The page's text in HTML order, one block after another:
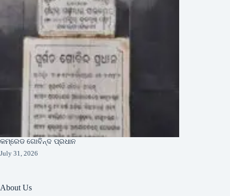
କମ୍ରେଡ ଗୋବିନ୍ଦ ପ୍ରଧାନ
July 31, 2026
About Us